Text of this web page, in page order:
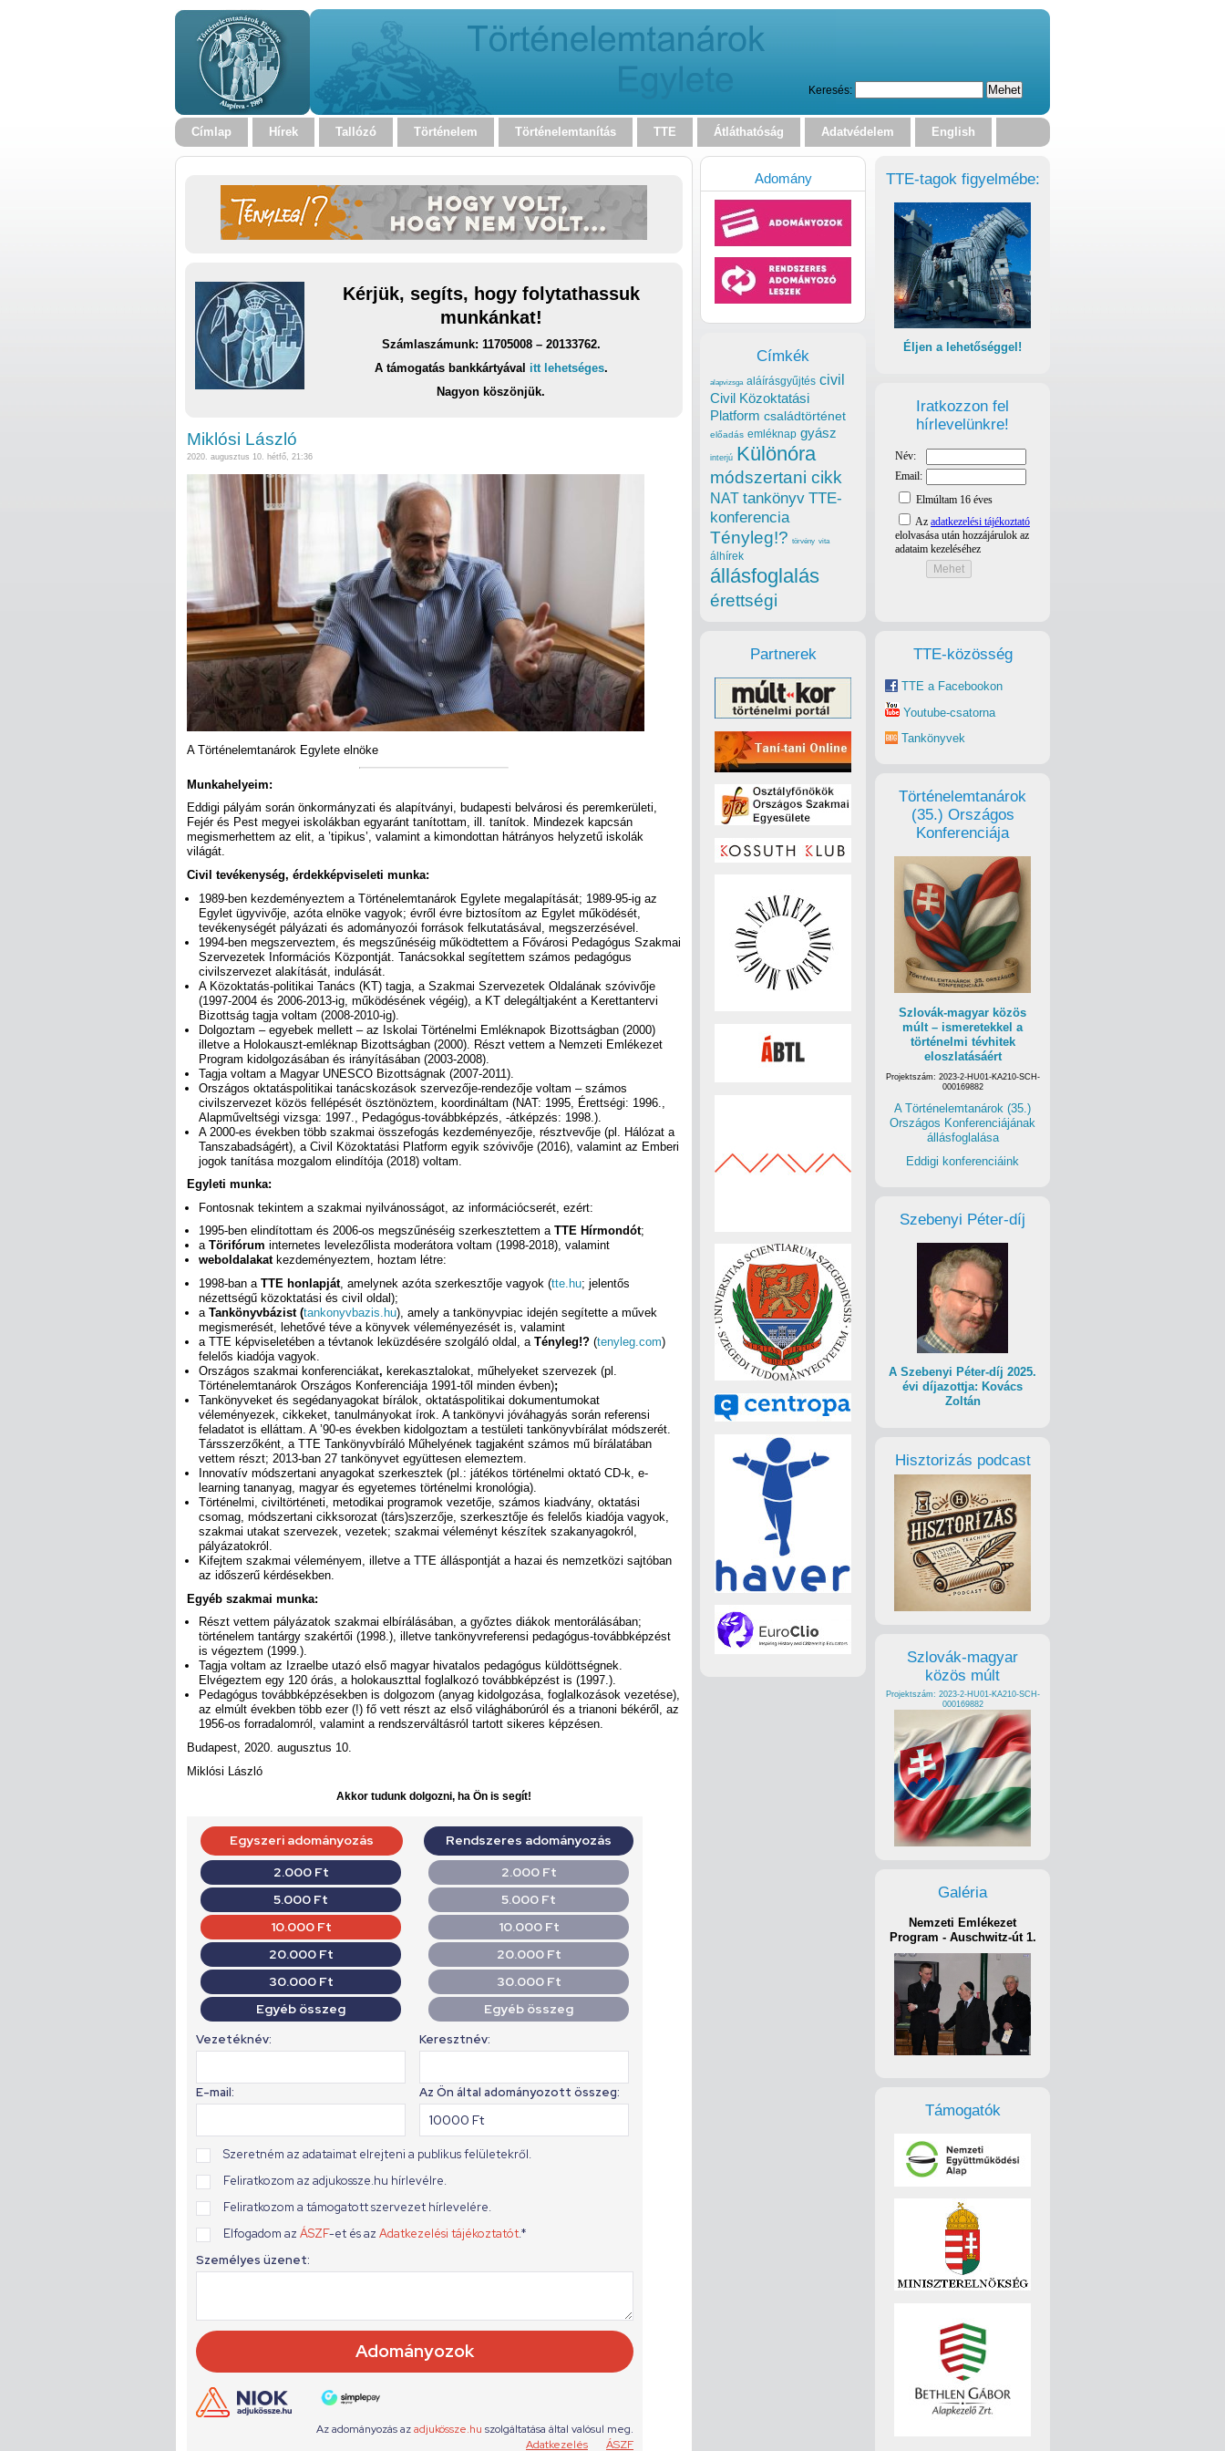
Keresés:
Címlap Hírek Tallózó Történelem Történelemtanítás TTE Átláthatóság Adatvédelem English
Kérjük, segíts, hogy folytathassuk
munkánkat!
Számlaszámunk: 11705008 – 20133762.
A támogatás bankkártyával itt lehetséges.
Nagyon köszönjük.
Miklósi László
2020. augusztus 10. hétfő, 21:36
A Történelemtanárok Egylete elnöke
Munkahelyeim:
Eddigi pályám során önkormányzati és alapítványi, budapesti belvárosi és peremkerületi,
Fejér és Pest megyei iskolákban egyaránt tanítottam, ill. tanítok. Mindezek kapcsán
megismerhettem az elit, a ’tipikus’, valamint a kimondottan hátrányos helyzetű iskolák
világát.
Civil tevékenység, érdekképviseleti munka:
1989-ben kezdeményeztem a Történelemtanárok Egylete megalapítását; 1989-95-ig az
Egylet ügyvivője, azóta elnöke vagyok; évről évre biztosítom az Egylet működését,
tevékenységét pályázati és adományozói források felkutatásával, megszerzésével.
1994-ben megszerveztem, és megszűnéséig működtettem a Fővárosi Pedagógus Szakmai
Szervezetek Információs Központját. Tanácsokkal segítettem számos pedagógus
civilszervezet alakítását, indulását.
A Közoktatás-politikai Tanács (KT) tagja, a Szakmai Szervezetek Oldalának szóvivője
(1997-2004 és 2006-2013-ig, működésének végéig), a KT delegáltjaként a Kerettantervi
Bizottság tagja voltam (2008-2010-ig).
Dolgoztam – egyebek mellett – az Iskolai Történelmi Emléknapok Bizottságban (2000)
illetve a Holokauszt-emléknap Bizottságban (2000). Részt vettem a Nemzeti Emlékezet
Program kidolgozásában és irányításában (2003-2008).
Tagja voltam a Magyar UNESCO Bizottságnak (2007-2011).
Országos oktatáspolitikai tanácskozások szervezője-rendezője voltam – számos
civilszervezet közös fellépését ösztönöztem, koordináltam (NAT: 1995, Érettségi: 1996.,
Alapműveltségi vizsga: 1997., Pedagógus-továbbképzés, -átképzés: 1998.).
A 2000-es években több szakmai összefogás kezdeményezője, résztvevője (pl. Hálózat a
Tanszabadságért), a Civil Közoktatási Platform egyik szóvivője (2016), valamint az Emberi
jogok tanítása mozgalom elindítója (2018) voltam.
Egyleti munka:
Fontosnak tekintem a szakmai nyilvánosságot, az információcserét, ezért:
1995-ben elindítottam és 2006-os megszűnéséig szerkesztettem a TTE Hírmondót;
a Törifórum internetes levelezőlista moderátora voltam (1998-2018), valamint
weboldalakatkezdeményeztem, hoztam létre:
1998-ban a TTE honlapját, amelynek azóta szerkesztője vagyok (tte.hu; jelentős
nézettségű közoktatási és civil oldal);
a Tankönyvbázist (tankonyvbazis.hu), amely a tankönyvpiac idején segítette a művek
megismerését, lehetővé téve a könyvek véleményezését is, valamint
a TTE képviseletében a tévtanok leküzdésére szolgáló oldal, a Tényleg!?(tenyleg.com)
felelős kiadója vagyok.
Országos szakmai konferenciákat, kerekasztalokat, műhelyeket szervezek (pl.
Történelemtanárok Országos Konferenciája 1991-től minden évben);
Tankönyveket és segédanyagokat bírálok, oktatáspolitikai dokumentumokat
véleményezek, cikkeket, tanulmányokat írok. A tankönyvi jóváhagyás során referensi
feladatot is elláttam. A ’90-es években kidolgoztam a testületi tankönyvbírálat módszerét.
Társszerzőként, a TTE Tankönyvbíráló Műhelyének tagjaként számos mű bírálatában
vettem részt; 2013-ban 27 tankönyvet együttesen elemeztem.
Innovatív módszertani anyagokat szerkesztek (pl.: játékos történelmi oktató CD-k, e-
learning tananyag, magyar és egyetemes történelmi kronológia).
Történelmi, civiltörténeti, metodikai programok vezetője, számos kiadvány, oktatási
csomag, módszertani cikksorozat (társ)szerzője, szerkesztője és felelős kiadója vagyok,
szakmai utakat szervezek, vezetek; szakmai véleményt készítek szakanyagokról,
pályázatokról.
Kifejtem szakmai véleményem, illetve a TTE álláspontját a hazai és nemzetközi sajtóban
az időszerű kérdésekben.
Egyéb szakmai munka:
Részt vettem pályázatok szakmai elbírálásában, a győztes diákok mentorálásában;
történelem tantárgy szakértői (1998.), illetve tankönyvreferensi pedagógus-továbbképzést
is végeztem (1999.).
Tagja voltam az Izraelbe utazó első magyar hivatalos pedagógus küldöttségnek.
Elvégeztem egy 120 órás, a holokauszttal foglalkozó továbbképzést is (1997.).
Pedagógus továbbképzésekben is dolgozom (anyag kidolgozása, foglalkozások vezetése),
az elmúlt években több ezer (!) fő vett részt az első világháborúról és a trianoni békéről, az
1956-os forradalomról, valamint a rendszerváltásról tartott sikeres képzésen.
Budapest, 2020. augusztus 10.
Miklósi László
Akkor tudunk dolgozni, ha Ön is segít!
TTE-tagok figyelmébe:
Éljen a lehetőséggel!
Iratkozzon fel
hírlevelünkre!
TTE-közösség
TTE a Facebookon
Youtube-csatorna
Tankönyvek
Történelemtanárok
(35.) Országos
Konferenciája
Szlovák-magyar közös
múlt – ismeretekkel a
történelmi tévhitek
eloszlatásáért
Projektszám: 2023-2-HU01-KA210-SCH-
000169882
A Történelemtanárok (35.)
Országos Konferenciájának
állásfoglalása
Eddigi konferenciáink
Szebenyi Péter-díj
A Szebenyi Péter-díj 2025.
évi díjazottja: Kovács
Zoltán
Hisztorizás podcast
Szlovák-magyar
közös múlt
Projektszám: 2023-2-HU01-KA210-SCH-
000169882
Galéria
Nemzeti Emlékezet
Program - Auschwitz-út 1.
Támogatók
Adomány
Címkék
alapvizsga aláírásgyűjtés civil
Civil Közoktatási
Platform családtörténet
előadás emléknap gyász
interjú Különóra
módszertani cikk
NAT tankönyv TTE-
konferencia
Tényleg!? törvény vita
álhírek
állásfoglalás
érettségi
Partnerek